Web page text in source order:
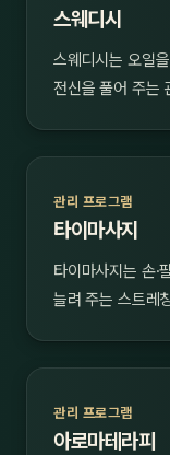
스웨디시
스웨디시는 오일
전신을 풀어 주는
관리 프로그램
타이마사지
타이마사지는 손·
늘려 주는 스트레
관리 프로그램
아로마테라피